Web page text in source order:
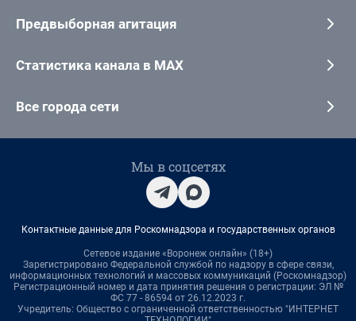
Предвыборная агитация
Статистика канала в MAX
Все города сети
Мы в соцсетях
Контактные данные для Роскомнадзора и государственных органов
Сетевое издание «Воронеж онлайн» (18+)
Зарегистрировано Федеральной службой по надзору в сфере связи,
информационных технологий и массовых коммуникаций (Роскомнадзор)
Регистрационный номер и дата принятия решения о регистрации: ЭЛ №
ФС 77 - 86594 от 26.12.2023 г.
Учредитель: Общество с ограниченной ответственностью "ИНТЕРНЕТ